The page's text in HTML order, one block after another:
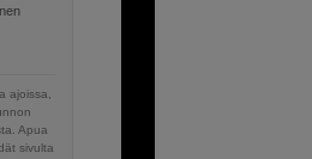
ajoissa,
Apua
sivulta